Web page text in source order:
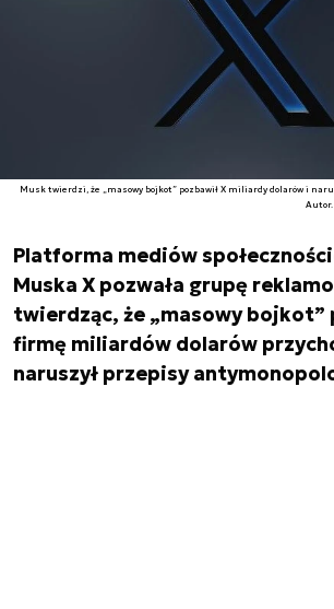
Musk twierdzi, że „masowy bojkot” pozbawił X miliardy dolarów i
Platforma mediów
Muska X pozwała grupę
twierdząc, że „masowy bojkot”
firmę miliardów dolarów
naruszył przepisy